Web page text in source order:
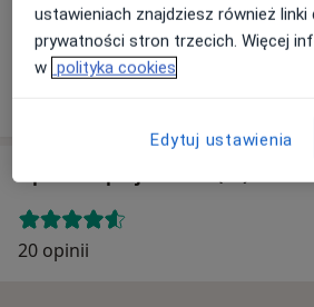
Przychodnia Wierzchowina
20 opinii
ustawieniach znajdziesz również linki
prywatności stron trzecich. Więcej
w polityka cookies
Edytuj ustawienia